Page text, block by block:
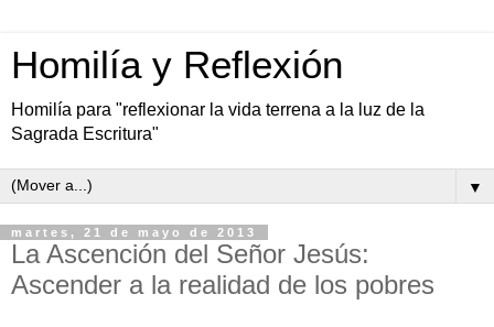
Homilía y Reflexión
Homilía para "reflexionar la vida terrena a la luz de la
Sagrada Escritura"
▼
martes, 21 de mayo de 2013
La Ascención del Señor Jesús:
Ascender a la realidad de los pobres